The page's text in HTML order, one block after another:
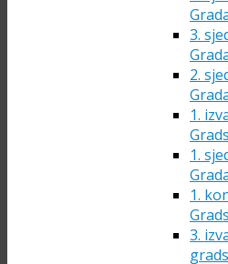
3.
2.
1.
1.
1.
3.